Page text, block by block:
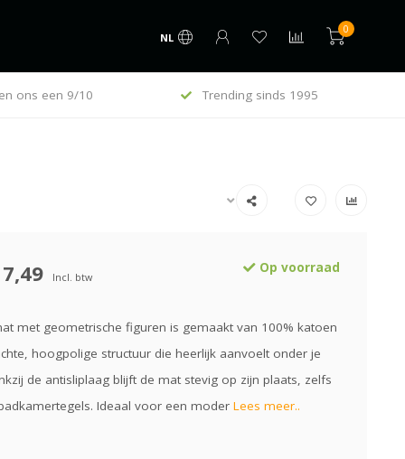
NL
0
ons een 9/10 Trending sinds 1995
Incl. btw
Op voorraad
met geometrische figuren is gemaakt van 100% katoen
hoogpolige structuur die heerlijk aanvoelt onder je
de antisliplaag blijft de mat stevig op zijn plaats, zelfs
Ideaal voor een moder Lees meer..